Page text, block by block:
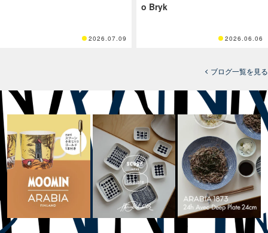
2026.07.09
o Bryk
2026.06.06
ブログ一覧を見る